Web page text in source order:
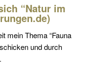
“Natur im
mein Thema “Fauna
und durch